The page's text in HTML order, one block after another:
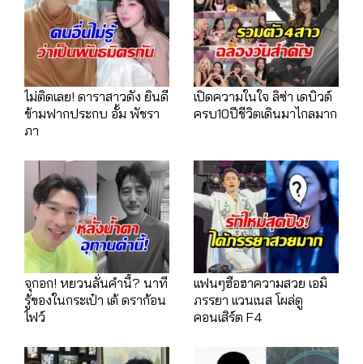
ไม่ติดเลย! ดาราสาวดัง ยินดี
ข้ามฟากประกบ อั้ม พัชรา
ภา
เปิดความในใจ ลิซ่า เดบิวต์
ครบ10ปีชีวิตเดินมาไกลมาก
จุกอก! หยวนลั่นคำนี้? นาที
รู้ของในกระเป๋า เต้ ดราก้อน
ไฟว์
เเฟนๆฮือฮาความสวย เอมิ
ภรรยา เเวนเนส โผล่ดู
คอนเสิร์ต F4